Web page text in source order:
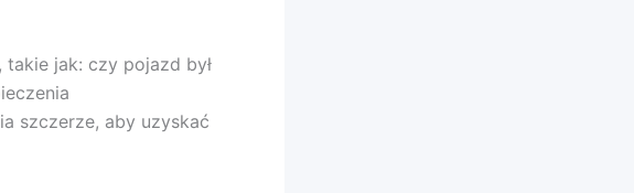
jak: czy pojazd był
szczerze, aby uzyskać